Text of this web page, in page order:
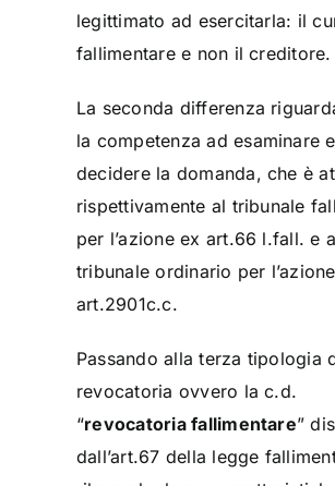
legittimato ad esercitarla: il
fallimentare e non il creditore.
La seconda differenza
la competenza ad esaminare e
decidere la domanda, che è
rispettivamente al tribunale
per l’azione ex art.66 l.fall. e
tribunale ordinario per
art.2901c.c.
Passando alla terza tipologia
revocatoria ovvero la c.d.
“revocatoria fallimentare”
dall’art.67 della legge